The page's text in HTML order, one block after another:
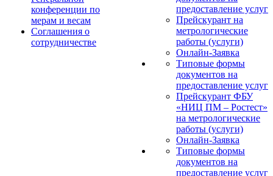
конференции по
мерам и весам
Соглашения о
сотрудничестве
предоставление услуг
Прейскурант на
метрологические
работы (услуги)
Онлайн-Заявка
Типовые формы
документов на
предоставление услуг
Прейскурант ФБУ
«НИЦ ПМ – Ростест»
на метрологические
работы (услуги)
Онлайн-Заявка
Типовые формы
документов на
предоставление услуг